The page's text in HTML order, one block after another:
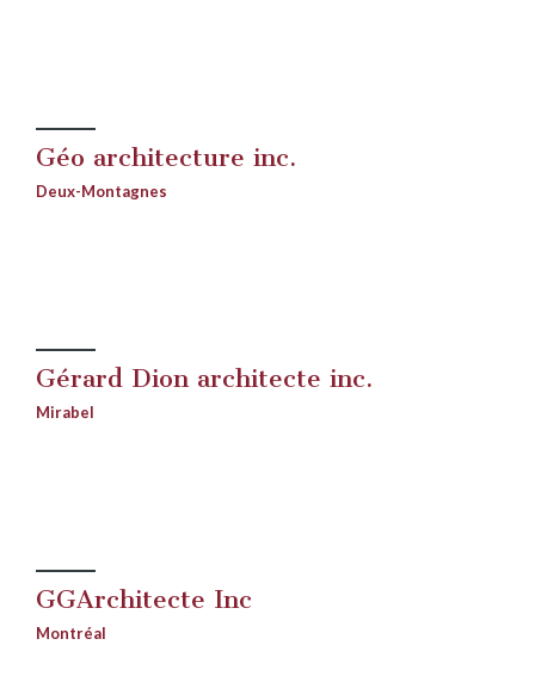
Géo architecture inc.
Deux-Montagnes
Gérard Dion architecte inc.
Mirabel
GGArchitecte Inc
Montréal